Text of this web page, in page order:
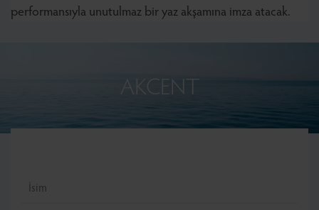
performansıyla unutulmaz bir yaz akşamına imza atacak.
AKCENT